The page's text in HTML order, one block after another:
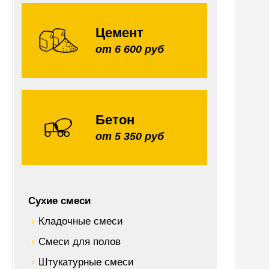
Цемент
от 6 600 руб
Бетон
от 5 350 руб
Сухие смеси
Кладочные смеси
Смеси для полов
Штукатурные смеси